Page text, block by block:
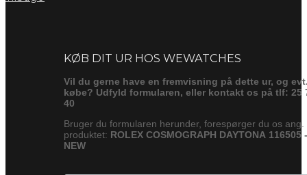
KØB DIT UR HOS WEWATCHES
Vil du gerne have en fremvisning på dette ur, og
købe? Udfyld formularen, eller kontakt os på tlf: 25
40
Bruger du formularen herunder, forespørger du os ang.
produktet: ROLEX COSMOGRAPH DAYTONA 116505 -
NEW